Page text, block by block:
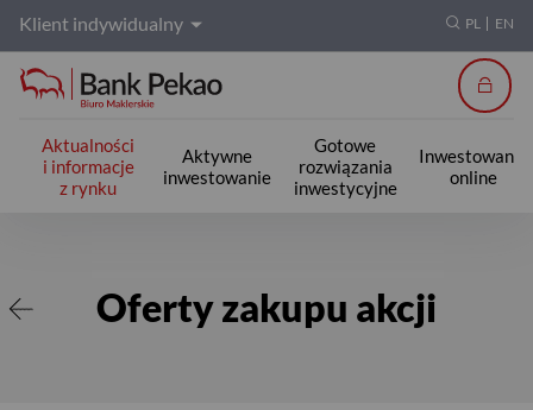
Klient indywidualny PL EN
Aktualności
i informacje
z rynku
Aktywne
inwestowanie
Gotowe
rozwiązania
inwestycyjne
Inwestowanie
online
Oferty zakupu akcji